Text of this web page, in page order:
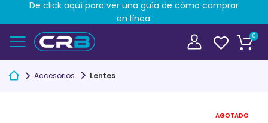
0
Accesorios Lentes
AGOTADO
De click aquí para ver una guía de cómo comprar
en línea.